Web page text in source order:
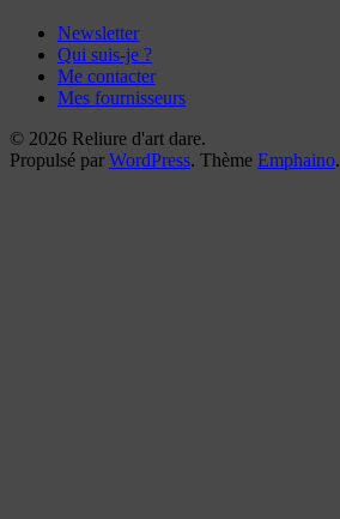
Newsletter
Qui suis-je ?
Me contacter
Mes fournisseurs
© 2026 Reliure d'art dare.
Propulsé par WordPress. Thème Emphaino.